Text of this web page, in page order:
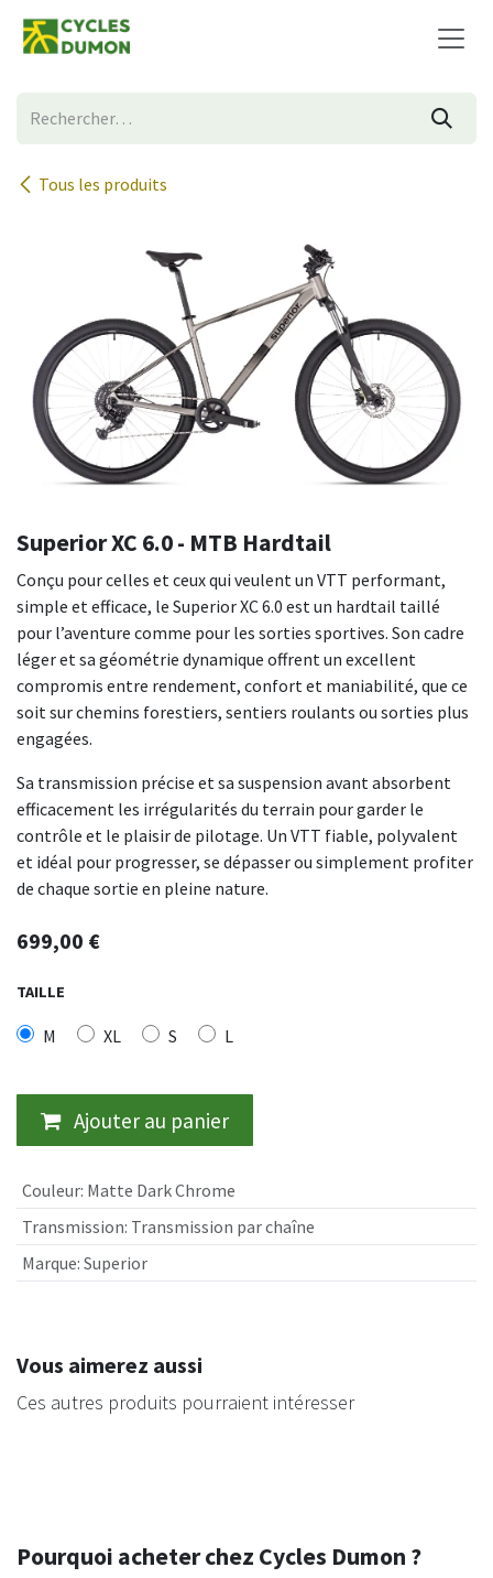
Se rendre au contenu
Tous les produits
Superior XC 6.0 - MTB Hardtail
Conçu pour celles et ceux qui veulent un VTT performant,
simple et efficace, le Superior XC 6.0 est un hardtail taillé
pour l’aventure comme pour les sorties sportives. Son cadre
léger et sa géométrie dynamique offrent un excellent
compromis entre rendement, confort et maniabilité, que ce
soit sur chemins forestiers, sentiers roulants ou sorties plus
engagées.
Sa transmission précise et sa suspension avant absorbent
efficacement les irrégularités du terrain pour garder le
contrôle et le plaisir de pilotage. Un VTT fiable, polyvalent
et idéal pour progresser, se dépasser ou simplement profiter
de chaque sortie en pleine nature.
699,00 €
TAILLE
M XL S L
Ajouter au panier
Couleur: Matte Dark Chrome
Transmission: Transmission par chaîne
Marque: Superior
Vous aimerez aussi
Ces autres produits pourraient intéresser
Pourquoi acheter chez Cycles Dumon ?